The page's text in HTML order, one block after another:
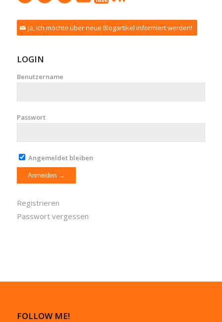
Ja, ich möchte über neue Blogartikel informiert werden!
LOGIN
Benutzername
Passwort
Angemeldet bleiben
Registrieren
Passwort vergessen
FOLLOW ME!